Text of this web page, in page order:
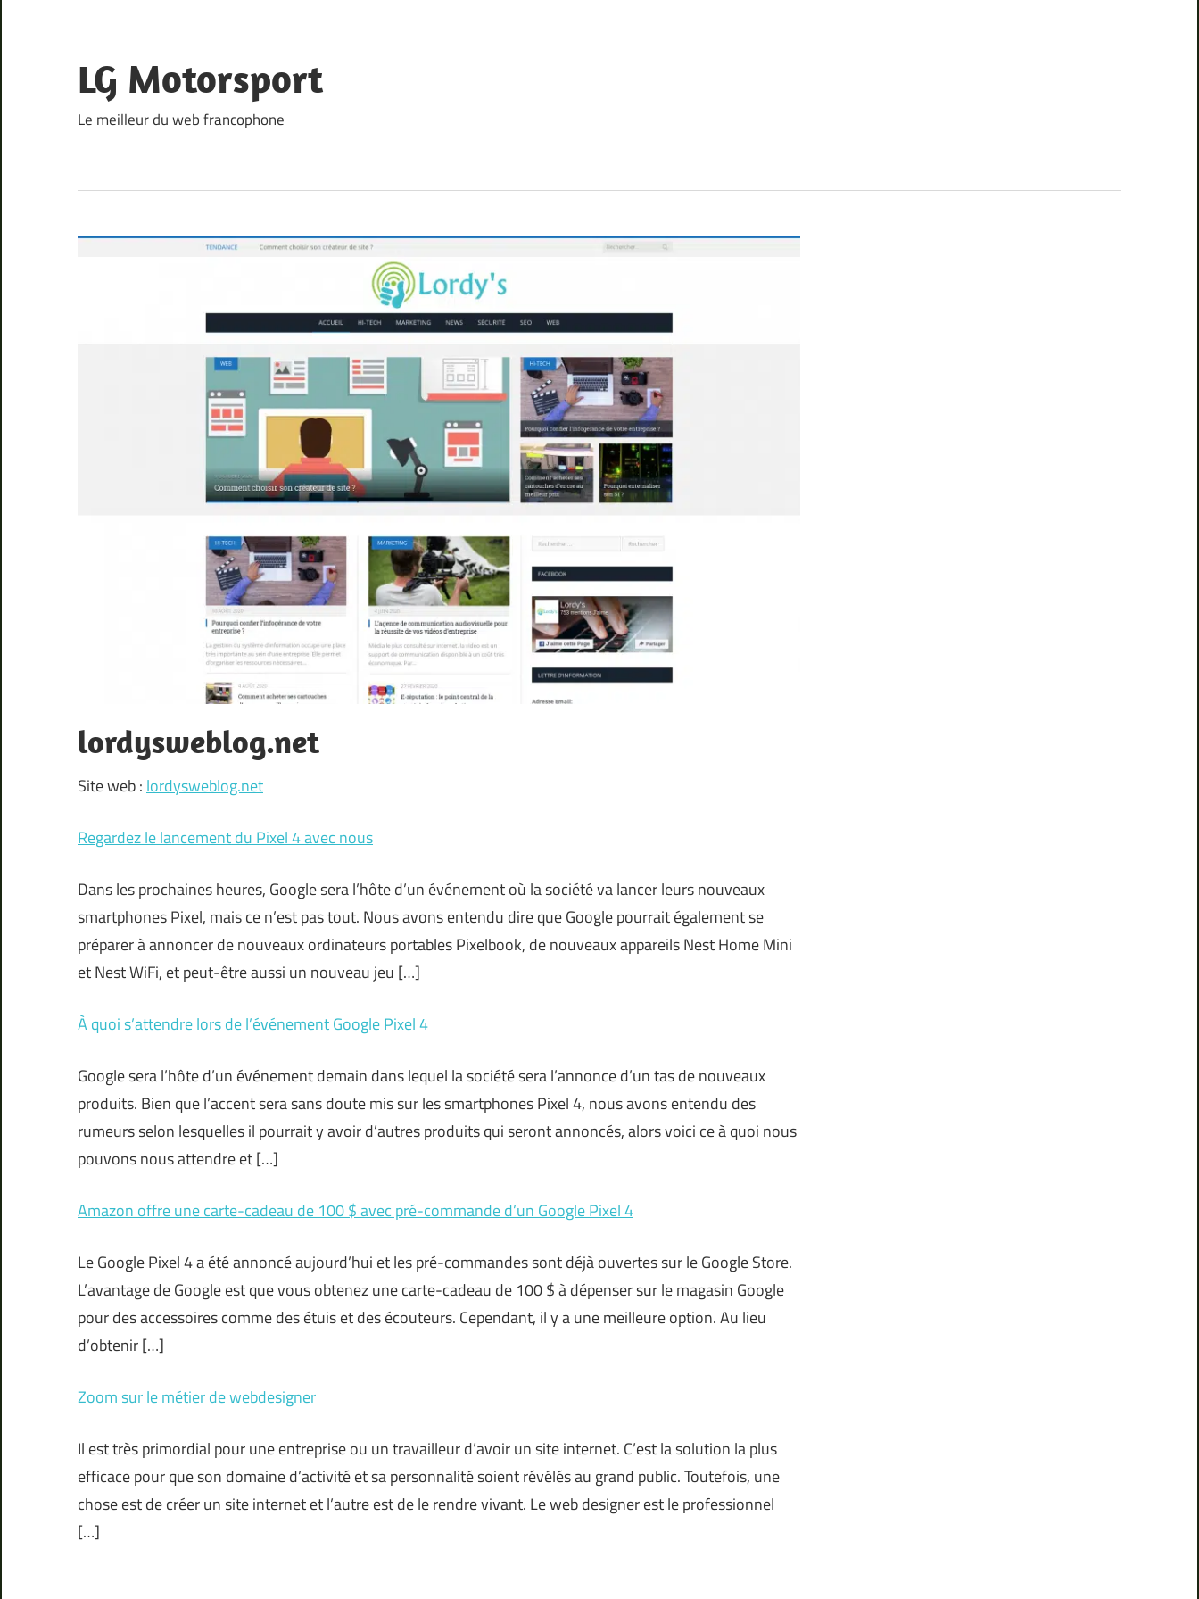
content
LG Motorsport
Le meilleur du web francophone
lordysweblog.net
Site web : lordysweblog.net
Regardez le lancement du Pixel 4 avec nous
Dans les prochaines heures, Google sera l’hôte d’un événement où la société va lancer leurs nouveaux
smartphones Pixel, mais ce n’est pas tout. Nous avons entendu dire que Google pourrait également se
préparer à annoncer de nouveaux ordinateurs portables Pixelbook, de nouveaux appareils Nest Home Mini
et Nest WiFi, et peut-être aussi un nouveau jeu […]
À quoi s’attendre lors de l’événement Google Pixel 4
Google sera l’hôte d’un événement demain dans lequel la société sera l’annonce d’un tas de nouveaux
produits. Bien que l’accent sera sans doute mis sur les smartphones Pixel 4, nous avons entendu des
rumeurs selon lesquelles il pourrait y avoir d’autres produits qui seront annoncés, alors voici ce à quoi nous
pouvons nous attendre et […]
Amazon offre une carte-cadeau de 100 $ avec pré-commande d’un Google Pixel 4
Le Google Pixel 4 a été annoncé aujourd’hui et les pré-commandes sont déjà ouvertes sur le Google Store.
L’avantage de Google est que vous obtenez une carte-cadeau de 100 $ à dépenser sur le magasin Google
pour des accessoires comme des étuis et des écouteurs. Cependant, il y a une meilleure option. Au lieu
d’obtenir […]
Zoom sur le métier de webdesigner
Il est très primordial pour une entreprise ou un travailleur d’avoir un site internet. C’est la solution la plus
efficace pour que son domaine d’activité et sa personnalité soient révélés au grand public. Toutefois, une
chose est de créer un site internet et l’autre est de le rendre vivant. Le web designer est le professionnel
[…]